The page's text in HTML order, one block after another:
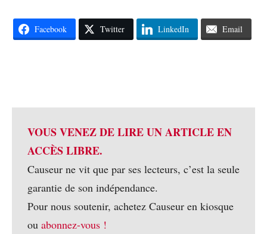
Facebook Twitter LinkedIn Email
VOUS VENEZ DE LIRE UN ARTICLE EN
ACCÈS LIBRE.
Causeur ne vit que par ses lecteurs, c’est la seule
garantie de son indépendance.
Pour nous soutenir, achetez Causeur en kiosque
ou abonnez-vous !